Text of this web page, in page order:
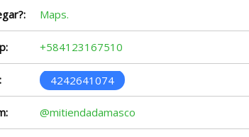
Maps.
+584123167510
4242641074
@mitiendadamasco